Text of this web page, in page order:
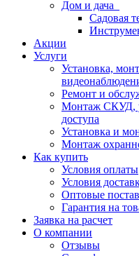
Дом и дача
Садовая
Акции
Услуги
Установка,
Ремонт и
Монтаж СКУД,
доступа
Установка и
Монтаж
Как купить
Условия оплаты
Условия
Оптовые
Гарантия на
Заявка на расчет
О компании
Отзывы